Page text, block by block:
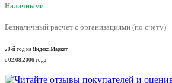
Наличными
Безналичный расчет с организациями (по счету)
20-й год на Яндекс.Маркет
с 02.08.2006 года